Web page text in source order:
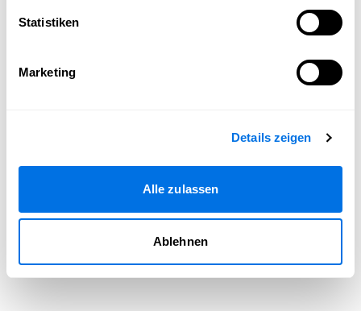
Statistiken
Marketing
Details zeigen
Alle zulassen
Ablehnen